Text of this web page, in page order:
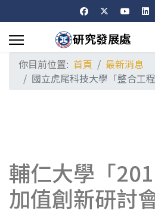
你目前位置: 首頁
最新消息
國立虎尾科技大學「整合工程
輔仁大學「
加值創新研討會